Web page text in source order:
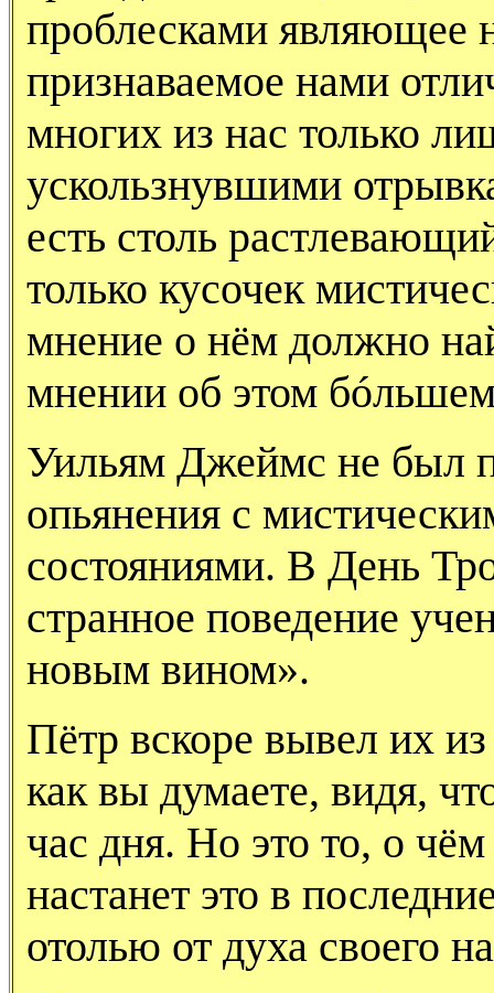
проблесками являющее
признаваемое нами
многих из нас только
ускользнувшими
есть столь
только кусочек
мнение о нём должно
мнении об этом
Уильям Джеймс не был
опьянения с
состояниями. В День
странное поведение
новым вином».
Пётр вскоре вывел их
как вы думаете, видя,
час дня. Но это то, о
настанет это в
отолью от духа своего